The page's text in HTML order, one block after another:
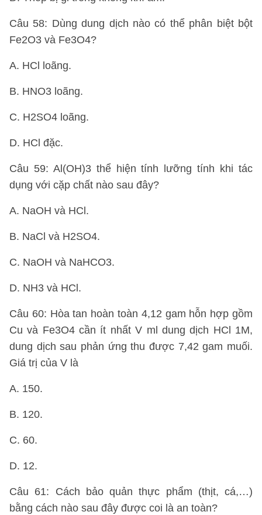
Câu 58: Dùng dung dịch nào có thể phân biệt bột
Fe2O3 và Fe3O4?
A. HCl loãng.
B. HNO3 loãng.
C. H2SO4 loãng.
D. HCl đặc.
Câu 59: Al(OH)3 thể hiện tính lưỡng tính khi tác
dụng với cặp chất nào sau đây?
A. NaOH và HCl.
B. NaCl và H2SO4.
C. NaOH và NaHCO3.
D. NH3 và HCl.
Câu 60: Hòa tan hoàn toàn 4,12 gam hỗn hợp gồm
Cu và Fe3O4 cần ít nhất V ml dung dịch HCl 1M,
dung dịch sau phản ứng thu được 7,42 gam muối.
Giá trị của V là
A. 150.
B. 120.
C. 60.
D. 12.
Câu 61: Cách bảo quản thực phẩm (thịt, cá,…)
bằng cách nào sau đây được coi là an toàn?